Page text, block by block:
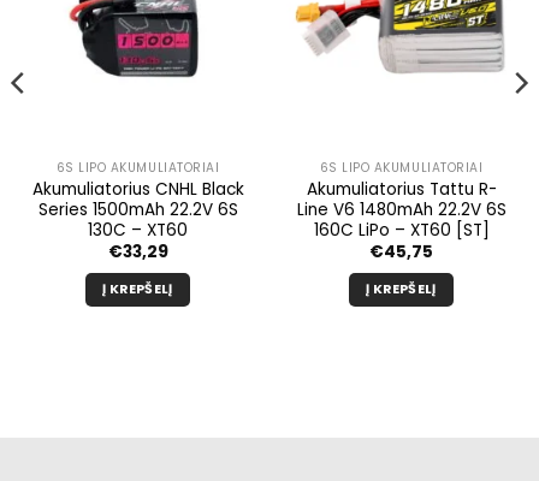
6S LIPO AKUMULIATORIAI
Akumuliatorius CNHL Black
Series 1500mAh 22.2V 6S
130C – XT60
€33,29
Į KREPŠELĮ
6S LIPO AKUMULIATORIAI
Akumuliatorius Tattu R-
Line V6 1480mAh 22.2V 6S
160C LiPo – XT60 [ST]
€45,75
Į KREPŠELĮ